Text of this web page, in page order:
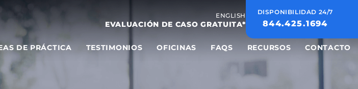
ENGLISH
EVALUACIÓN DE CASO GRATUITA*
DISPONIBILIDAD 24/7
844.425.1694
DE PRÁCTICA TESTIMONIOS OFICINAS FAQS RECURSOS CONTACTO